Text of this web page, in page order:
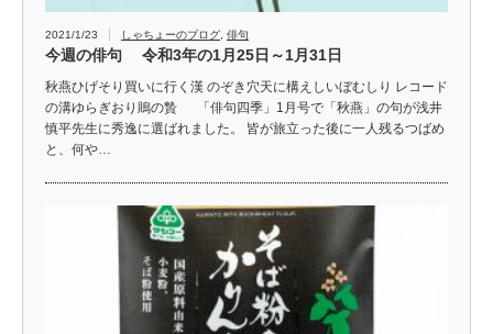
2021/1/23 しゃちょーのブログ 俳句
今週の俳句 令和3年の1月25日～1月31日
秋燕ひげそり買いに行く漢 のぞき穴天に構えしいぼむしり レコード
の溝ゆらぎおり鵙の贄 「俳句四季」1月号で「秋燕」の句が浅井
慎平先生に秀逸に選ばれました。 皆が旅立った後に一人残るつばめ
と、何や…